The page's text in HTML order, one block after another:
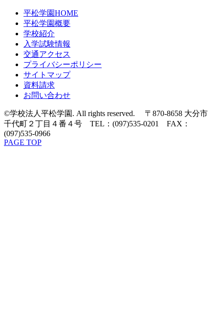
平松学園HOME
平松学園概要
学校紹介
入学試験情報
交通アクセス
プライバシーポリシー
サイトマップ
資料請求
お問い合わせ
©学校法人平松学園. All rights reserved. 〒870-8658 大分市
千代町２丁目４番４号 TEL：(097)535-0201 FAX：
(097)535-0966
PAGE TOP